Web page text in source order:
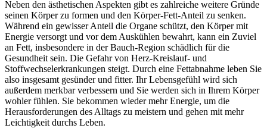
Neben den ästhetischen Aspekten gibt es zahlreiche weitere Gründe
seinen Körper zu formen und den Körper-Fett-Anteil zu senken.
Während ein gewisser Anteil die Organe schützt, den Körper mit
Energie versorgt und vor dem Auskühlen bewahrt, kann ein Zuviel
an Fett, insbesondere in der Bauch-Region schädlich für die
Gesundheit sein. Die Gefahr von Herz-Kreislauf- und
Stoffwechselerkrankungen steigt. Durch eine Fettabnahme leben Sie
also insgesamt gesünder und fitter. Ihr Lebensgefühl wird sich
außerdem merkbar verbessern und Sie werden sich in Ihrem Körper
wohler fühlen. Sie bekommen wieder mehr Energie, um die
Herausforderungen des Alltags zu meistern und gehen mit mehr
Leichtigkeit durchs Leben.